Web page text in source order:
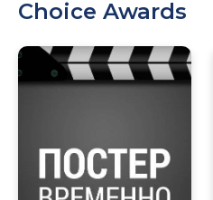
Choice Awards